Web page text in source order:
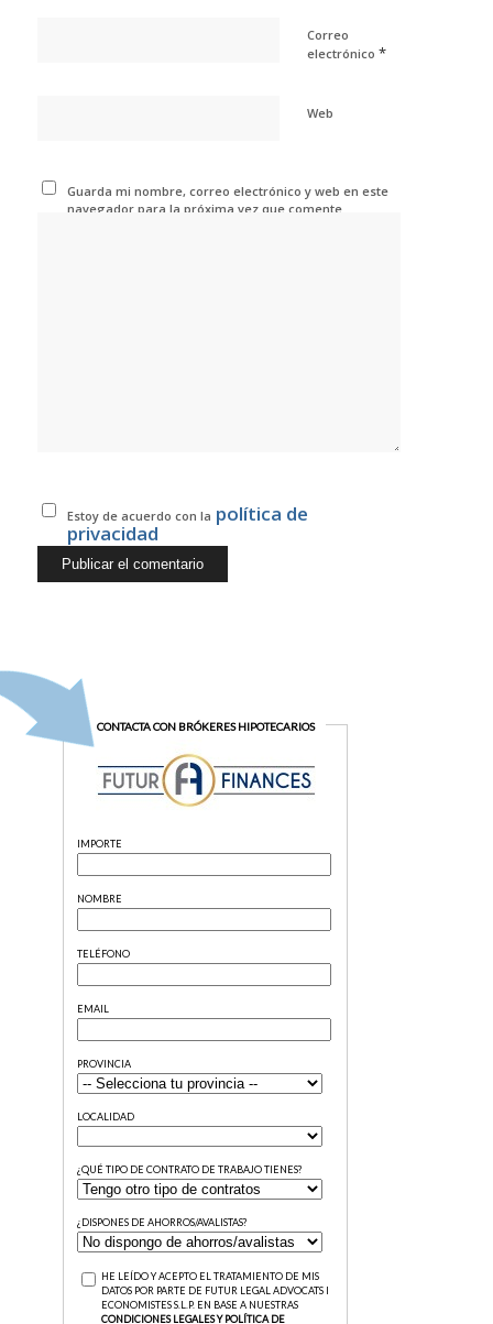
Correo
electrónico *
Web
Guarda mi nombre, correo electrónico y web en este
navegador para la próxima vez que comente.
Estoy de acuerdo con la política de
privacidad